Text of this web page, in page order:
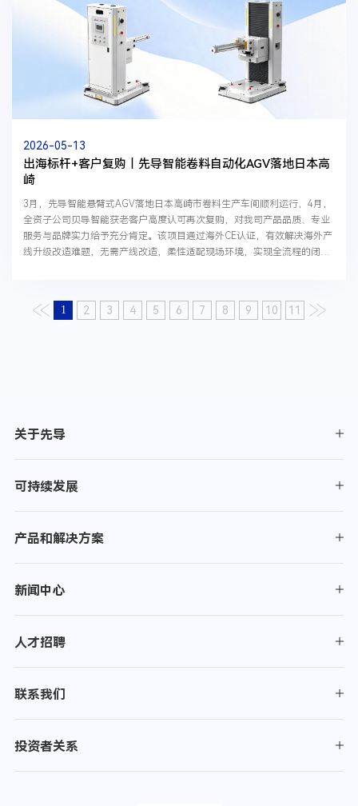
2026-05-13
出海标杆+客户复购｜先导智能卷料自动化AGV落地日本高
崎
3月，先导智能悬臂式AGV落地日本高崎市卷料生产车间顺利运行，4月，
全资子公司贝导智能获老客户高度认可再次复购，对我司产品品质、专业
服务与品牌实力给予充分肯定。该项目通过海外CE认证，有效解决海外产
线升级改造难题，无需产线改造，柔性适配现场环境，实现全流程的闭环
1 2 3 4 5 6 7 8 9 10 11
关于先导
可持续发展
产品和解决方案
新闻中心
人才招聘
联系我们
投资者关系